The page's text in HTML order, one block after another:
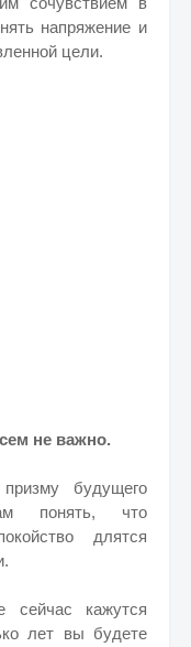
напряжение и
цели.
не важно.
будущего
понять, что
длятся
сейчас кажутся
лет вы будете